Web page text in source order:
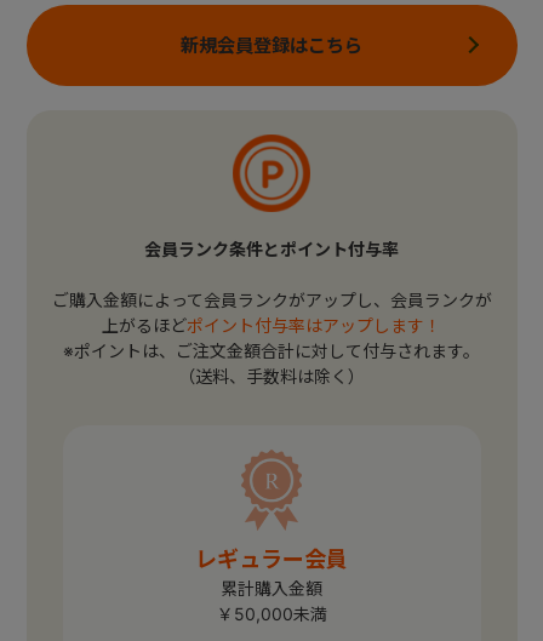
新規会員登録はこちら
会員ランク条件とポイント付与率
ご購入金額によって会員ランクがアップし、会員ランクが
上がるほどポイント付与率はアップします！
※ポイントは、ご注文金額合計に対して付与されます。
（送料、手数料は除く）
レギュラー会員
累計購入金額
￥50,000未満